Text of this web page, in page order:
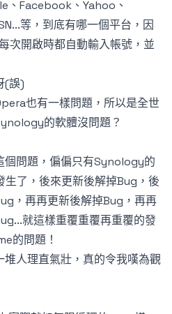
、Facebook、Yahoo、
等，到底有哪一個平台，因
次開啟時都自動輸入帳號，並
(誤)
也有一樣問題，所以是全世
的軟體沒問題？
個問題，偏偏只有Synology的
生了，後來更新後解掉Bug，後
，再再更新後解掉Bug，再再
就這樣重覆重覆再重覆的發
的問題！
人理直氣壯，真的令我嘆為觀